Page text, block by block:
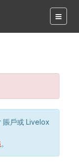
賬戶或 Livelox
。